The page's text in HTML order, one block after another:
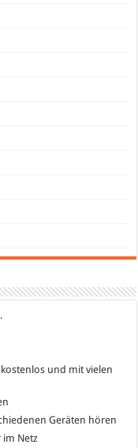
kostenlos und mit vielen
Geräten hören
im Netz